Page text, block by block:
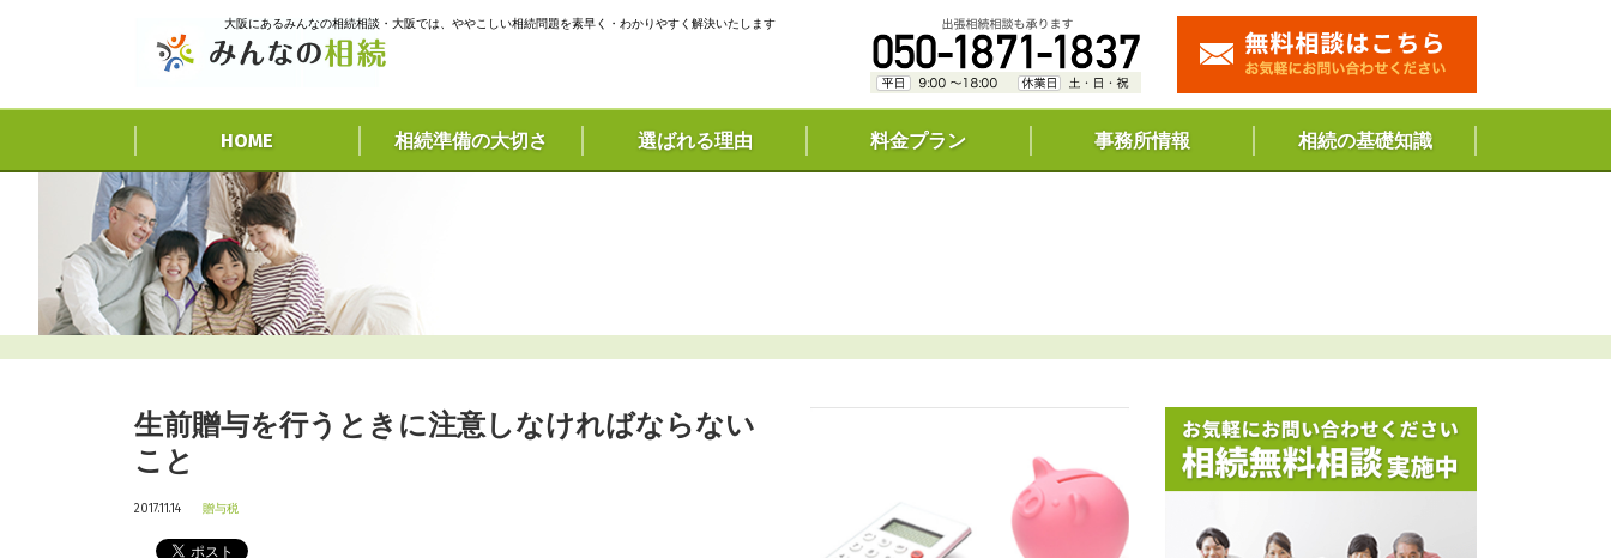
大阪にあるみんなの相続相談・大阪では、ややこしい相続問題を素早く・わかりやすく解決いたします
HOME 相続準備の大切さ 選ばれる理由 料金プラン 事務所情報 相続の基礎知識
生前贈与を行うときに注意しなければならない
こと
2017.11.14 贈与税